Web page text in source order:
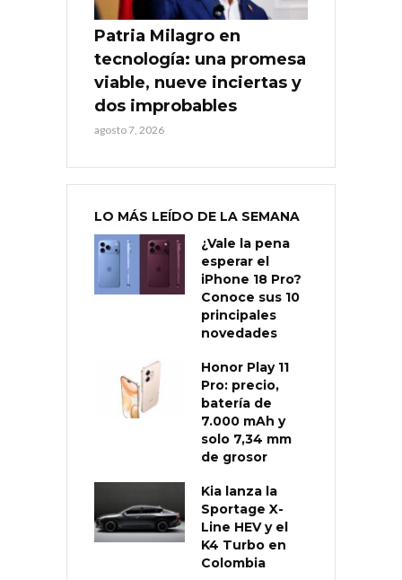
Patria Milagro en
tecnología: una promesa
viable, nueve inciertas y
dos improbables
agosto 7, 2026
LO MÁS LEÍDO DE LA SEMANA
¿Vale la pena
esperar el
iPhone 18 Pro?
Conoce sus 10
principales
novedades
Honor Play 11
Pro: precio,
batería de
7.000 mAh y
solo 7,34 mm
de grosor
Kia lanza la
Sportage X-
Line HEV y el
K4 Turbo en
Colombia